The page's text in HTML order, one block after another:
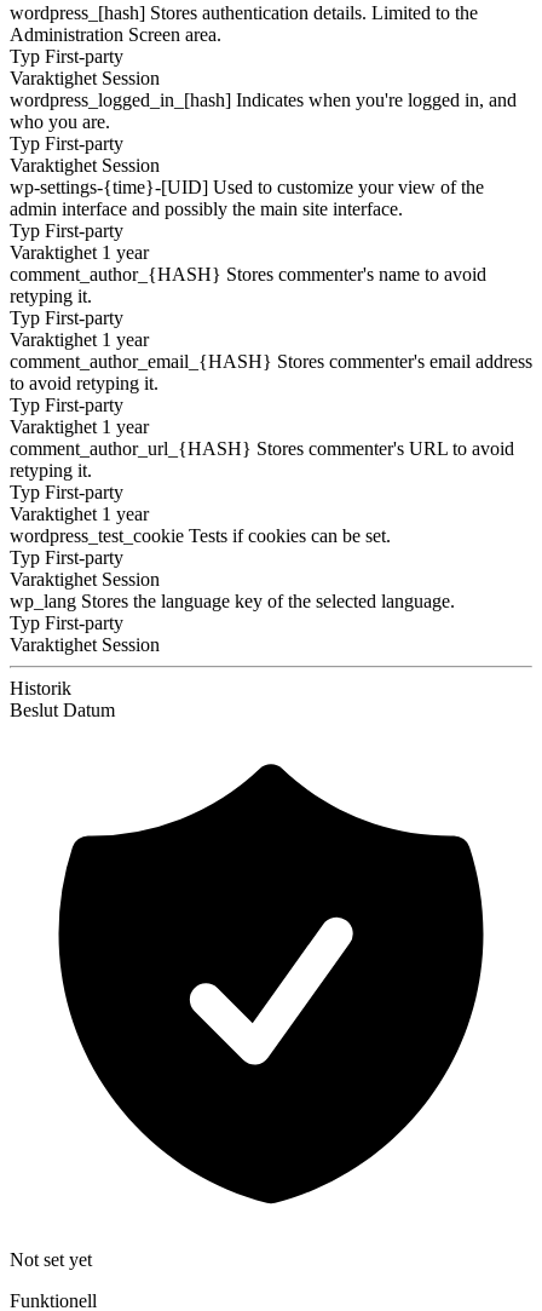
wordpress_[hash] Stores authentication details. Limited to the
Administration Screen area.
Typ First-party
Varaktighet Session
wordpress_logged_in_[hash] Indicates when you're logged in, and
who you are.
Typ First-party
Varaktighet Session
wp-settings-{time}-[UID] Used to customize your view of the
admin interface and possibly the main site interface.
Typ First-party
Varaktighet 1 year
comment_author_{HASH} Stores commenter's name to avoid
retyping it.
Typ First-party
Varaktighet 1 year
comment_author_email_{HASH} Stores commenter's email address
to avoid retyping it.
Typ First-party
Varaktighet 1 year
comment_author_url_{HASH} Stores commenter's URL to avoid
retyping it.
Typ First-party
Varaktighet 1 year
wordpress_test_cookie Tests if cookies can be set.
Typ First-party
Varaktighet Session
wp_lang Stores the language key of the selected language.
Typ First-party
Varaktighet Session
Historik
Beslut Datum
Not set yet
Funktionell